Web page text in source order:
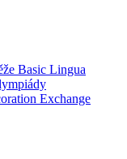
Basic Lingua
Exchange